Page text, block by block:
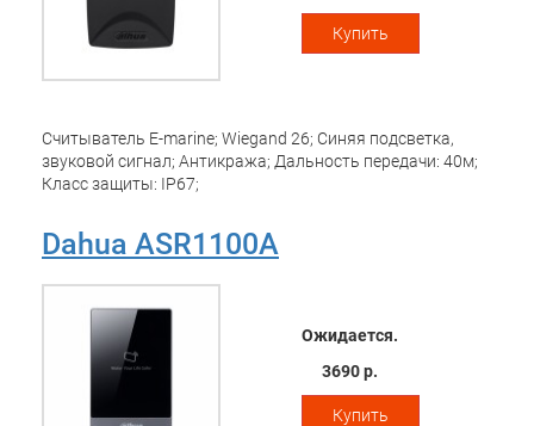
Считыватель E-marine; Wiegand 26; Синяя подсветка,
звуковой сигнал; Антикража; Дальность передачи: 40м;
Класс защиты: IP67;
Купить
Dahua ASR1100A
Ожидается.
3690 р.
Купить